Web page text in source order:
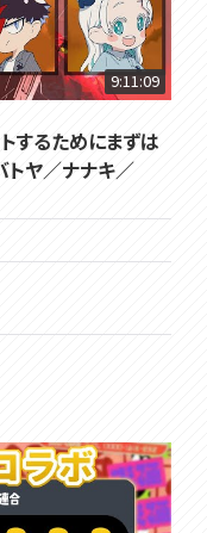
9:11:09
するためにまずは
ヤ／ナナキ／